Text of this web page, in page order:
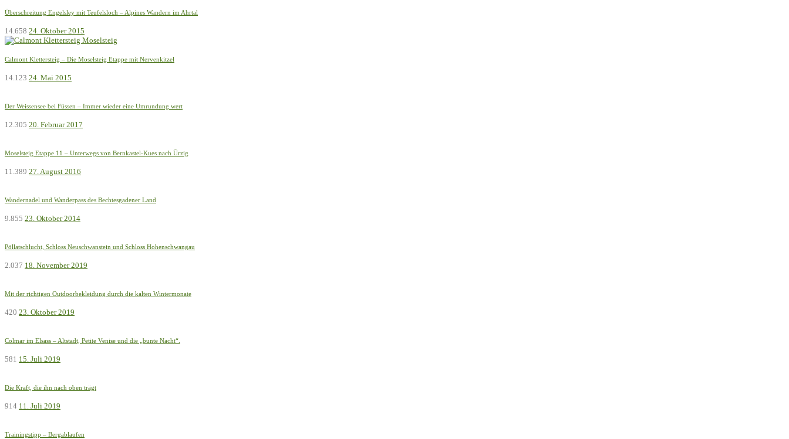
Überschreitung Engelsley mit Teufelsloch – Alpines Wandern im Ahrtal
14.658 24. Oktober 2015
Calmont Klettersteig – Die Moselsteig Etappe mit Nervenkitzel
14.123 24. Mai 2015
Der Weissensee bei Füssen – Immer wieder eine Umrundung wert
12.305 20. Februar 2017
Moselsteig Etappe 11 – Unterwegs von Bernkastel-Kues nach Ürzig
11.389 27. August 2016
Wandernadel und Wanderpass des Bechtesgadener Land
9.855 23. Oktober 2014
Pöllatschlucht, Schloss Neuschwanstein und Schloss Hohenschwangau
2.037 18. November 2019
Mit der richtigen Outdoorbekleidung durch die kalten Wintermonate
420 23. Oktober 2019
Colmar im Elsass – Altstadt, Petite Venise und die „bunte Nacht“.
581 15. Juli 2019
Die Kraft, die ihn nach oben trägt
914 11. Juli 2019
Trainingstipp – Bergablaufen